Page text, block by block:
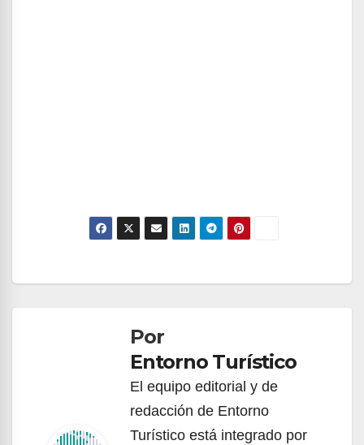
entradasPor
Entorno Turístico
El equipo editorial y de
redacción de Entorno
Turístico está integrado por